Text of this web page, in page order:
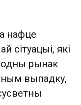
нафце
сітуацыі, які
рынак
выпадку,